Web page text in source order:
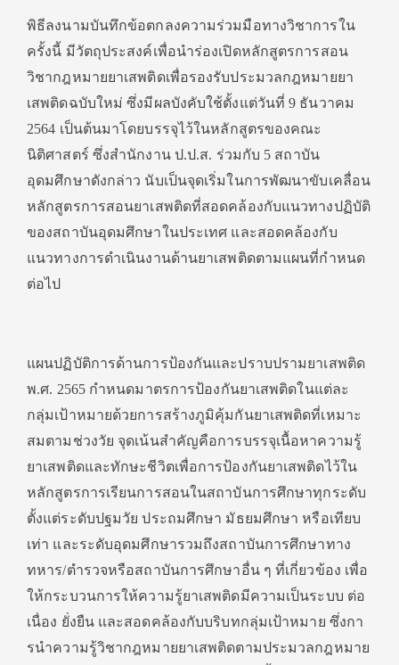
พิธีลงนามบันทึกข้อตกลงความร่วมมือทางวิชาการใน
ครั้งนี้ มีวัตถุประสงค์เพื่อนําร่องเปิดหลักสูตรการสอน
วิชากฎหมายยาเสพติดเพื่อรองรับประมวลกฎหมายยา
เสพติดฉบับใหม่ ซึ่งมีผลบังคับใช้ตั้งแต่วันที่ 9 ธันวาคม
2564 เป็นต้นมาโดยบรรจุไว้ในหลักสูตรของคณะ
นิติศาสตร์ ซึ่งสํานักงาน ป.ป.ส. ร่วมกับ 5 สถาบัน
อุดมศึกษาดังกล่าว นับเป็นจุดเริ่มในการพัฒนาขับเคลื่อน
หลักสูตรการสอนยาเสพติดที่สอดคล้องกับแนวทางปฏิบัติ
ของสถาบันอุดมศึกษาในประเทศ และสอดคล้องกับ
แนวทางการดําเนินงานด้านยาเสพติดตามแผนที่กําหนด
ต่อไป
แผนปฏิบัติการด้านการป้องกันและปราบปรามยาเสพติด
พ.ศ. 2565 กําหนดมาตรการป้องกันยาเสพติดในแต่ละ
กลุ่มเป้าหมายด้วยการสร้างภูมิคุ้มกันยาเสพติดที่เหมาะ
สมตามช่วงวัย จุดเน้นสําคัญคือการบรรจุเนื้อหาความรู้
ยาเสพติดและทักษะชีวิตเพื่อการป้องกันยาเสพติดไว้ใน
หลักสูตรการเรียนการสอนในสถาบันการศึกษาทุกระดับ
ตั้งแต่ระดับปฐมวัย ประถมศึกษา มัธยมศึกษา หรือเทียบ
เท่า และระดับอุดมศึกษารวมถึงสถาบันการศึกษาทาง
ทหาร/ตํารวจหรือสถาบันการศึกษาอื่น ๆ ที่เกี่ยวข้อง เพื่อ
ให้กระบวนการให้ความรู้ยาเสพติดมีความเป็นระบบ ต่อ
เนื่อง ยั่งยืน และสอดคล้องกับบริบทกลุ่มเป้าหมาย ซึ่งกา
รนําความรู้วิชากฎหมายยาเสพติดตามประมวลกฎหมาย